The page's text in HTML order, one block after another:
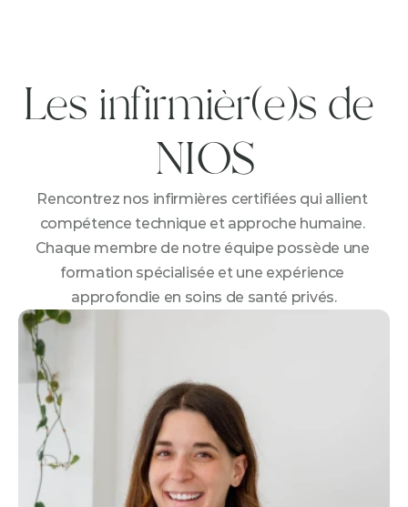
Les infirmièr(e)s de
NIOS
Rencontrez nos infirmières certifiées qui allient
compétence technique et approche humaine.
Chaque membre de notre équipe possède une
formation spécialisée et une expérience
approfondie en soins de santé privés.